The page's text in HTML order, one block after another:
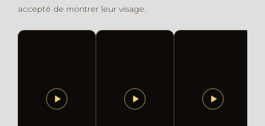
accepté de montrer leur visage.